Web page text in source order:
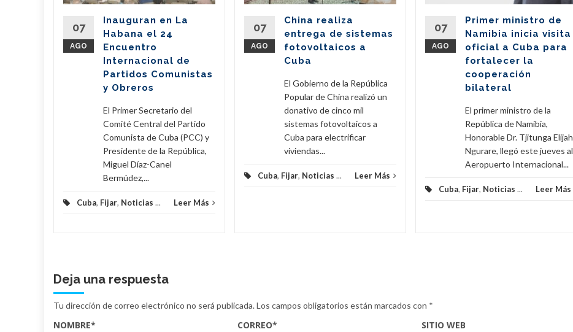
07
AGO
Inauguran en La
Habana el 24
Encuentro
Internacional de
Partidos Comunistas
y Obreros
El Primer Secretario del
Comité Central del Partido
Comunista de Cuba (PCC) y
Presidente de la República,
Miguel Díaz-Canel
Bermúdez,...
Cuba, Fijar, Noticias ... Leer Más
07
AGO
China realiza
entrega de sistemas
fotovoltaicos a
Cuba
El Gobierno de la República
Popular de China realizó un
donativo de cinco mil
sistemas fotovoltaicos a
Cuba para electrificar
viviendas...
Cuba, Fijar, Noticias ... Leer Más
07
AGO
Primer ministro de
Namibia inicia visita
oficial a Cuba para
fortalecer la
cooperación
bilateral
El primer ministro de la
República de Namibia,
Honorable Dr. Tjitunga Elijah
Ngurare, llegó este jueves al
Aeropuerto Internacional...
Cuba, Fijar, Noticias ... Leer Más
Deja una respuesta
Tu dirección de correo electrónico no será publicada.Los campos obligatorios están marcados con *
NOMBRE* CORREO* SITIO WEB